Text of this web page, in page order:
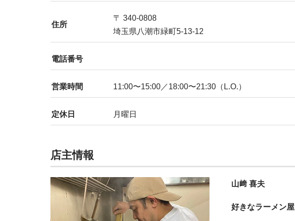
住所
〒 340-0808
埼玉県八潮市緑町5-13-12
電話番号
営業時間 11:00〜15:00／18:00〜21:30（L.O.）
定休日 月曜日
店主情報
山﨑 喜夫
好きなラーメン屋